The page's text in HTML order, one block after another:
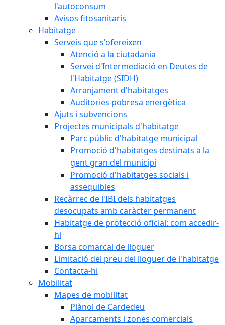
l'autoconsum
Avisos fitosanitaris
Habitatge
Serveis que s'ofereixen
Atenció a la ciutadania
Servei d'Intermediació en Deutes de
l'Habitatge (SIDH)
Arranjament d'habitatges
Auditories pobresa energètica
Ajuts i subvencions
Projectes municipals d'habitatge
Parc públic d'habitatge municipal
Promoció d'habitatges destinats a la
gent gran del municipi
Promoció d'habitatges socials i
assequibles
Recàrrec de l'IBI dels habitatges
desocupats amb caràcter permanent
Habitatge de protecció oficial: com accedir-
hi
Borsa comarcal de lloguer
Limitació del preu del lloguer de l'habitatge
Contacta-hi
Mobilitat
Mapes de mobilitat
Plànol de Cardedeu
Aparcaments i zones comercials